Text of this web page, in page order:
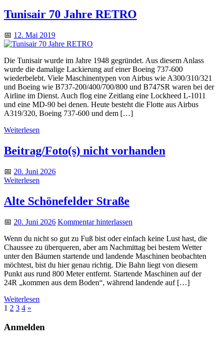
Tunisair 70 Jahre RETRO
📅 12. Mai 2019
Die Tunisair wurde im Jahre 1948 gegründet. Aus diesem Anlass
wurde die damalige Lackierung auf einer Boeing 737-600
wiederbelebt. Viele Maschinentypen von Airbus wie A300/310/321
und Boeing wie B737-200/400/700/800 und B747SR waren bei der
Airline im Dienst. Auch flog eine Zeitlang eine Lockheed L-1011
und eine MD-90 bei denen. Heute besteht die Flotte aus Airbus
A319/320, Boeing 737-600 und dem […]
Weiterlesen
Beitrag/Foto(s) nicht vorhanden
📅 20. Juni 2026
Weiterlesen
Alte Schönefelder Straße
📅 20. Juni 2026 Kommentar hinterlassen
Wenn du nicht so gut zu Fuß bist oder einfach keine Lust hast, die
Chaussee zu überqueren, aber am Nachmittag bei bestem Wetter
unter den Bäumen starten­de und landende Maschinen beobachten
möchtest, bist du hier genau richtig. Die Bahn liegt von diesem
Punkt aus rund 800 Meter entfernt. Startende Maschinen auf der
24R „kommen aus dem Boden“, während landende auf […]
Weiterlesen
1 2 3 4 »
Anmelden